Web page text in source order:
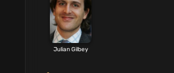
Julian Gilbey